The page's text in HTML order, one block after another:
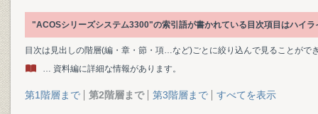
"ACOSシリーズシステム3300"の索引語が書かれている目次項目はハイラ
目次は見出しの階層(編・章・節・項…など)ごとに絞り込んで見ることがで
… 資料編に詳細な情報があります。
第1階層まで 第2階層まで 第3階層まで すべてを表示